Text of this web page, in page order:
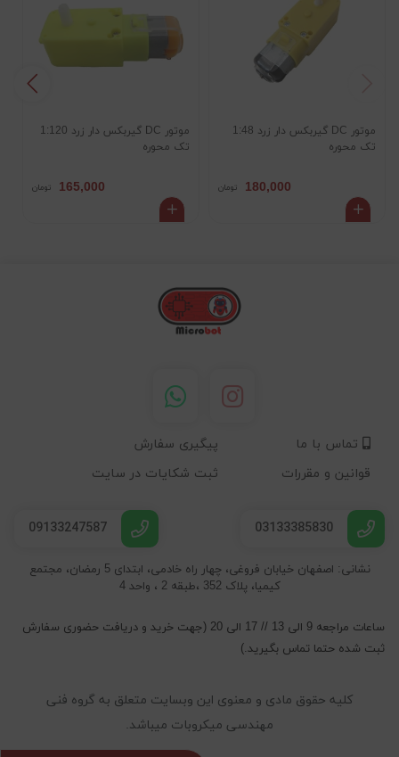
موتور DC گیربکس دار زرد 1:48
تک محوره
180,000 تومان
موتور DC گیربکس دار زرد 1:120
تک محوره
165,000 تومان
تماس با ما
پیگیری سفارش
قوانین و مقررات
ثبت شکایات در سایت
03133385830
09133247587
نشانی: اصفهان خیابان فروغی، چهار راه خادمی، ابتدای 5 رمضان، مجتمع
کیمیا، پلاک 352 ،طبقه 2 ، واحد 4
ساعات مراجعه 9 الی 13 // 17 الی 20 (جهت خرید و دریافت حضوری سفارش
ثبت شده حتما تماس بگیرید.)
کلیه حقوق مادی و معنوی این وبسایت متعلق به گروه فنی
مهندسی میکروبات میباشد.